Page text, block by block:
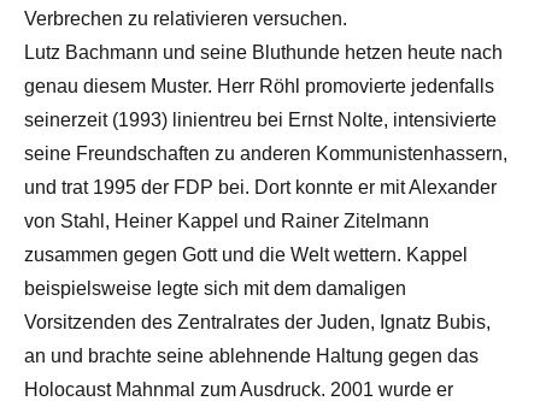
Verbrechen zu relativieren versuchen.
Lutz Bachmann und seine Bluthunde hetzen heute nach
genau diesem Muster. Herr Röhl promovierte jedenfalls
seinerzeit (1993) linientreu bei Ernst Nolte, intensivierte
seine Freundschaften zu anderen Kommunistenhassern,
und trat 1995 der FDP bei. Dort konnte er mit Alexander
von Stahl, Heiner Kappel und Rainer Zitelmann
zusammen gegen Gott und die Welt wettern. Kappel
beispielsweise legte sich mit dem damaligen
Vorsitzenden des Zentralrates der Juden, Ignatz Bubis,
an und brachte seine ablehnende Haltung gegen das
Holocaust Mahnmal zum Ausdruck. 2001 wurde er